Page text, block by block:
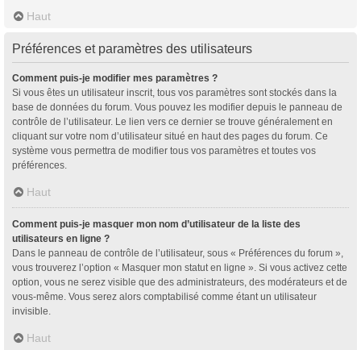
Haut
Préférences et paramètres des utilisateurs
Comment puis-je modifier mes paramètres ?
Si vous êtes un utilisateur inscrit, tous vos paramètres sont stockés dans la
base de données du forum. Vous pouvez les modifier depuis le panneau de
contrôle de l’utilisateur. Le lien vers ce dernier se trouve généralement en
cliquant sur votre nom d’utilisateur situé en haut des pages du forum. Ce
système vous permettra de modifier tous vos paramètres et toutes vos
préférences.
Haut
Comment puis-je masquer mon nom d’utilisateur de la liste des
utilisateurs en ligne ?
Dans le panneau de contrôle de l’utilisateur, sous « Préférences du forum »,
vous trouverez l’option « Masquer mon statut en ligne ». Si vous activez cette
option, vous ne serez visible que des administrateurs, des modérateurs et de
vous-même. Vous serez alors comptabilisé comme étant un utilisateur
invisible.
Haut